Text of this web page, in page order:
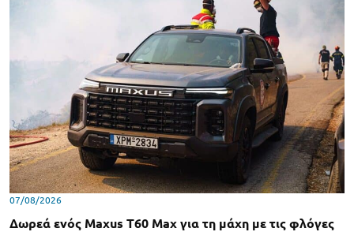
07/08/2026
Δωρεά ενός Maxus T60 Max για τη μάχη με τις φλόγες